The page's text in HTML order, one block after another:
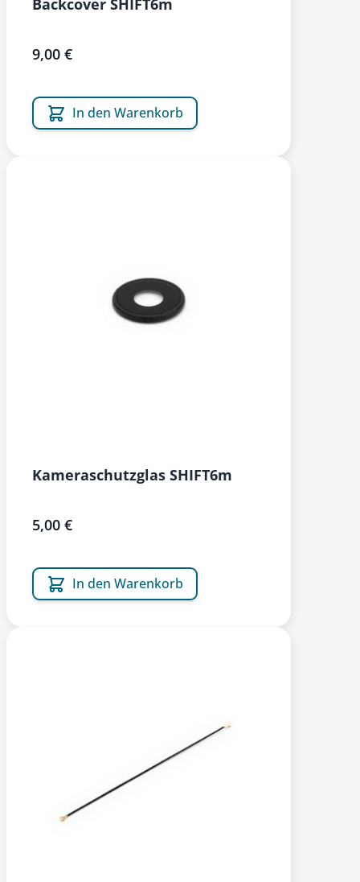
Backcover SHIFT6m
9,00 €
In den Warenkorb
Kameraschutzglas SHIFT6m
5,00 €
In den Warenkorb